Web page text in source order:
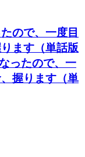
ので、一度目
ます（単話版
ったので、一
握ります（単